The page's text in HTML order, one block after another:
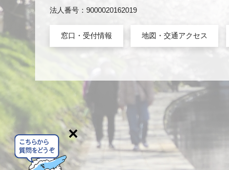
法人番号：9000020162019
窓口・受付情報 地図・交通アクセス
×